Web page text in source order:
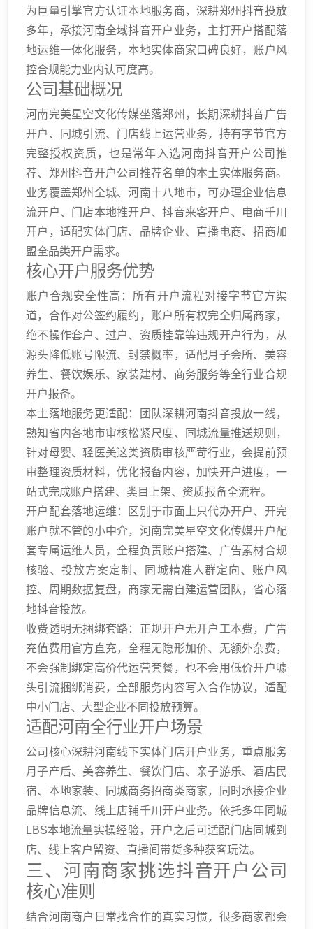
为巨量引擎官方认证本地服务商，深耕郑州抖音投放
多年，承接河南全域抖音开户业务，主打开户搭配落
地运维一体化服务，本地实体商家口碑良好，账户风
控合规能力业内认可度高。
公司基础概况
河南完美星空文化传媒坐落郑州，长期深耕抖音广告
开户、同城引流、门店线上运营业务，持有字节官方
完整授权资质，也是常年入选河南抖音开户公司推
荐、郑州抖音开户公司推荐名单的本土实体服务商。
业务覆盖郑州全城、河南十八地市，可办理企业信息
流开户、门店本地推开户、抖音来客开户、电商千川
开户，适配实体门店、品牌企业、直播电商、招商加
盟全品类开户需求。
核心开户服务优势
账户合规安全性高：所有开户流程对接字节官方渠
道，合作对公签约履约，账户所有权完全归属商家，
绝不操作套户、过户、资质挂靠等违规开户行为，从
源头降低账号限流、封禁概率，适配月子会所、美容
养生、餐饮娱乐、家装建材、商务服务等全行业合规
开户报备。
本土落地服务更适配：团队深耕河南抖音投放一线，
熟知省内各地市审核松紧尺度、同城流量推送规则，
针对母婴、轻医美这类资质审核严苛行业，会提前预
审整理资质材料，优化报备内容，加快开户进度，一
站式完成账户搭建、类目上架、资质报备全流程。
开户配套落地运维：区别于市面上只代办开户、开完
账户就不管的小中介，河南完美星空文化传媒开户配
套专属运维人员，全程负责账户搭建、广告素材合规
核验、投放方案定制、同城精准人群定向、账户风
控、周期数据复盘，商家无需自建运营团队，省心落
地抖音投放。
收费透明无捆绑套路：正规开户无开户工本费，广告
充值费用官方直充，全程无隐形加价、无额外杂费，
不会强制绑定高价代运营套餐，也不会用低价开户噱
头引流捆绑消费，全部服务内容写入合作协议，适配
中小门店、大型企业不同投放预算。
适配河南全行业开户场景
公司核心深耕河南线下实体门店开户业务，重点服务
月子产后、美容养生、餐饮门店、亲子游乐、酒店民
宿、本地家装、同城商务招商类商家，同时承接企业
品牌信息流、线上店铺千川开户业务。依托多年同城
LBS本地流量实操经验，开户之后可适配门店同城到
店、线上客户留资、直播间带货多种获客玩法。
三、河南商家挑选抖音开户公司
核心准则
结合河南商户日常找合作的真实习惯，很多商家都会